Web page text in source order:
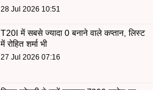
28 Jul 2026 10:51
T20I में सबसे ज्यादा 0 बनाने वाले कप्तान, लिस्ट
में रोहित शर्मा भी
27 Jul 2026 07:16